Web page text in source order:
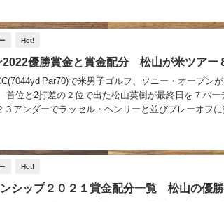
Hot!
2022優勝賞金と賞金配分 松山が米ツアー
Par70)で米男子ゴルフ、ソニー・オープン
首位と2打差の２位で出た松山英樹が最終日を７バ
３アンダーでラッセル・ヘンリーと並びプレーオフに
Hot!
シップ２０２１賞金配分一覧 松山の優勝